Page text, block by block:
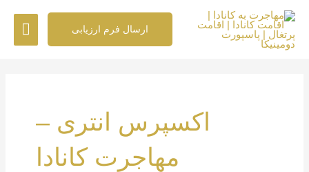
محتوا
ارسال فرم ارزیابی
اکسپرس انتری –
مهاجرت کانادا